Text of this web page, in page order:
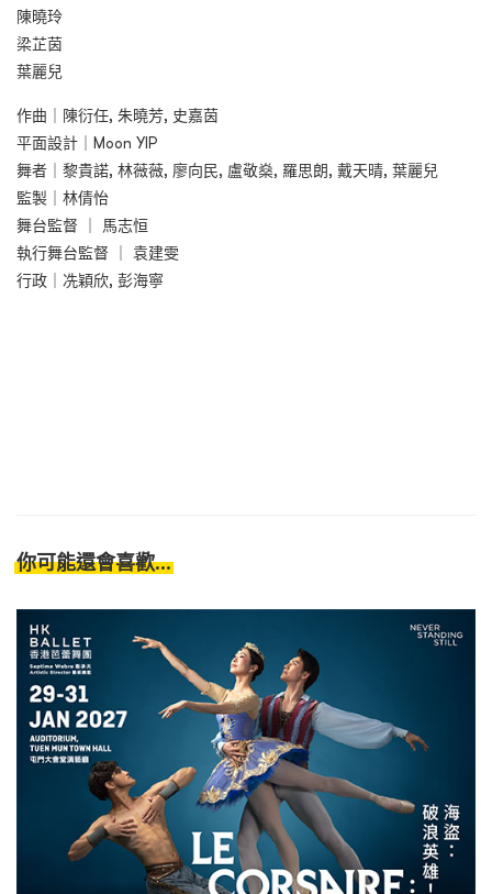
陳曉玲
梁芷茵
葉麗兒
作曲｜陳衍任, 朱曉芳, 史嘉茵
平面設計｜Moon YIP
舞者｜黎貴諾, 林薇薇, 廖向民, 盧敬燊, 羅思朗, 戴天晴, 葉麗兒
監製｜林倩怡
舞台監督 ｜ 馬志恒
執行舞台監督 ｜ 袁建雯
行政｜冼穎欣, 彭海寧
你可能還會喜歡...